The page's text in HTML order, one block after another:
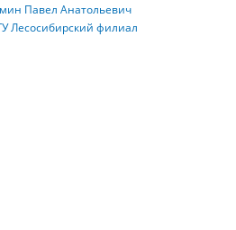
Павел Анатольевич
Лесосибирский филиал